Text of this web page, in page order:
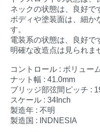
ネックの状態は、良好で
ボディや塗装面は、細か
す。
電装系の状態は、良好で
明確な改造点は見られま
コントロール : ボリュー
ナット幅 : 41.0mm
ブリッジ部弦間ピッチ :
スケール : 34Inch
製造年 : 不明
製造国 : INDNESIA